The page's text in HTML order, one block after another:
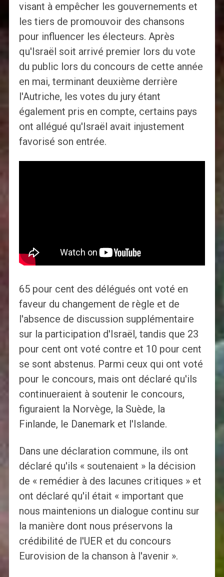
visant à empêcher les gouvernements et
les tiers de promouvoir des chansons
pour influencer les électeurs. Après
qu'Israël soit arrivé premier lors du vote
du public lors du concours de cette année
en mai, terminant deuxième derrière
l'Autriche, les votes du jury étant
également pris en compte, certains pays
ont allégué qu'Israël avait injustement
favorisé son entrée.
65 pour cent des délégués ont voté en
faveur du changement de règle et de
l'absence de discussion supplémentaire
sur la participation d'Israël, tandis que 23
pour cent ont voté contre et 10 pour cent
se sont abstenus. Parmi ceux qui ont voté
pour le concours, mais ont déclaré qu'ils
continueraient à soutenir le concours,
figuraient la Norvège, la Suède, la
Finlande, le Danemark et l'Islande.
Dans une déclaration commune, ils ont
déclaré qu'ils « soutenaient » la décision
de « remédier à des lacunes critiques » et
ont déclaré qu'il était « important que
nous maintenions un dialogue continu sur
la manière dont nous préservons la
crédibilité de l'UER et du concours
Eurovision de la chanson à l'avenir ».